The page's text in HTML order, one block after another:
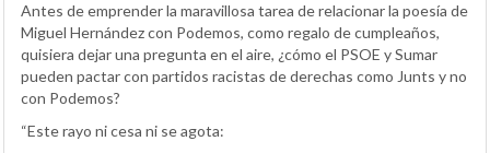
Antes de emprender la maravillosa tarea de relacionar la poesía de
Miguel Hernández con Podemos, como regalo de cumpleaños,
quisiera dejar una pregunta en el aire, ¿cómo el PSOE y Sumar
pueden pactar con partidos racistas de derechas como Junts y no
con Podemos?
“Este rayo ni cesa ni se agota: